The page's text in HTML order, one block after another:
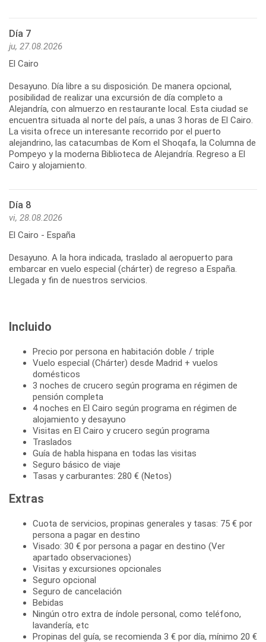
Día 7
ju, 27.08.2026
El Cairo
Desayuno. Día libre a su disposición. De manera opcional,
posibilidad de realizar una excursión de día completo a
Alejandría, con almuerzo en restaurante local. Esta ciudad se
encuentra situada al norte del país, a unas 3 horas de El Cairo.
La visita ofrece un interesante recorrido por el puerto
alejandrino, las catacumbas de Kom el Shoqafa, la Columna de
Pompeyo y la moderna Biblioteca de Alejandría. Regreso a El
Cairo y alojamiento.
Día 8
vi, 28.08.2026
El Cairo - España
Desayuno. A la hora indicada, traslado al aeropuerto para
embarcar en vuelo especial (chárter) de regreso a España.
Llegada y fin de nuestros servicios.
Incluido
Precio por persona en habitación doble / triple
Vuelo especial (Chárter) desde Madrid + vuelos
domésticos
3 noches de crucero según programa en régimen de
pensión completa
4 noches en El Cairo según programa en régimen de
alojamiento y desayuno
Visitas en El Cairo y crucero según programa
Traslados
Guía de habla hispana en todas las visitas
Seguro básico de viaje
Tasas y carburantes: 280 € (Netos)
Extras
Cuota de servicios, propinas generales y tasas: 75 € por
persona a pagar en destino
Visado: 30 € por persona a pagar en destino (Ver
apartado observaciones)
Visitas y excursiones opcionales
Seguro opcional
Seguro de cancelación
Bebidas
Ningún otro extra de índole personal, como teléfono,
lavandería, etc
Propinas del guía, se recomienda 3 € por día, mínimo 20 €